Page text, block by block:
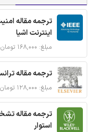
اینترنت اشیا
مبلغ: ۱۶۸,۰۰۰ تومان
ترجمه مقاله
مبلغ: ۱۲۸,۰۰۰ تومان
ترجمه مقاله
استوار